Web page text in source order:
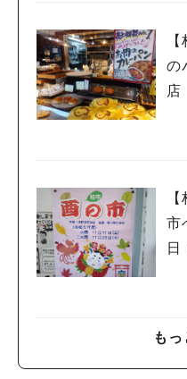
の
店
市
日
も